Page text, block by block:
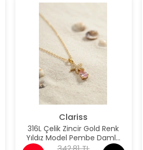
Clariss
316L Çelik Zincir Gold Renk
Yıldız Model Pembe Damla
Taş Model Kolye